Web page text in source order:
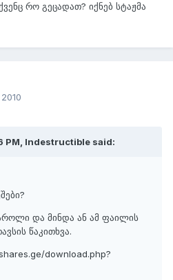
რო გეცადათ? იქნებ სტაჟმა
PM, Indestructible said:
და მინდა ან ამ ფაილის
წაკითხვა.
download.php?